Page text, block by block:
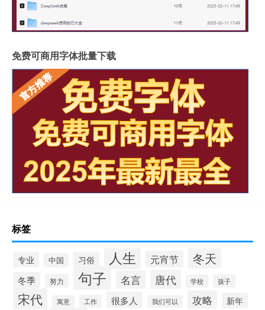
免费可商用字体批量下载
标签
专业 中国 习俗 人生 元宵节 冬天
冬季 努力 句子 名言 唐代 学校 孩子
宋代 寓意 工作 很多人 我们可以 攻略 新年